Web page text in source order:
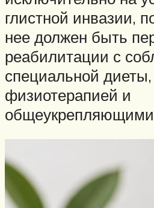
глистной инвазии,
нее должен быть
реабилитации с
специальной диеты,
физиотерапией и